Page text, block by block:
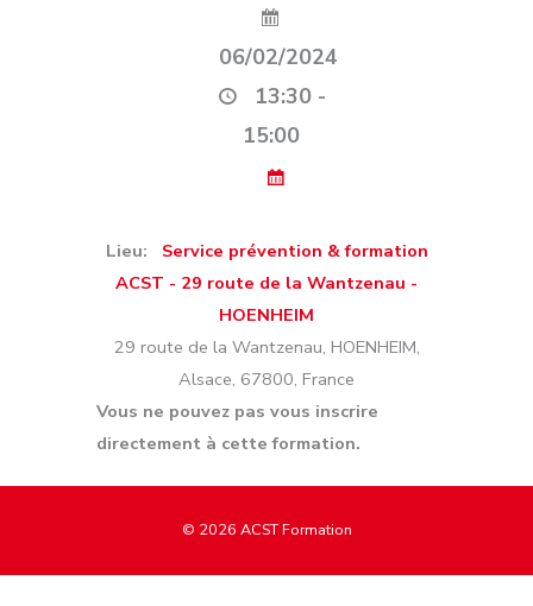
06/02/2024
13:30 -
15:00
Lieu:
Service prévention & formation
ACST - 29 route de la Wantzenau -
HOENHEIM
29 route de la Wantzenau, HOENHEIM,
Alsace, 67800, France
Vous ne pouvez pas vous inscrire
directement à cette formation.
© 2026 ACST Formation